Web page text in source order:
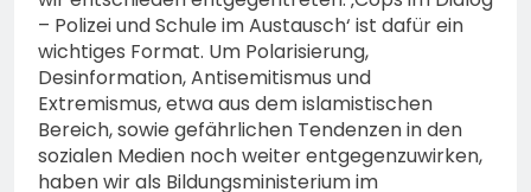
– Polizei und Schule im Austausch‘ ist dafür ein
wichtiges Format. Um Polarisierung,
Desinformation, Antisemitismus und
Extremismus, etwa aus dem islamistischen
Bereich, sowie gefährlichen Tendenzen in den
sozialen Medien noch weiter entgegenzuwirken,
haben wir als Bildungsministerium im